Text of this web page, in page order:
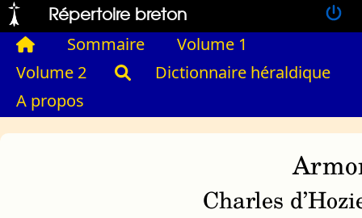
Répertoire breton
Sommaire
Volume 1
Volume 2
Dictionnaire héraldique
A propos
Charles